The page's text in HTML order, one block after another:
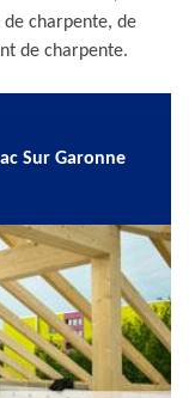
de charpente, de
de charpente.
Sur Garonne